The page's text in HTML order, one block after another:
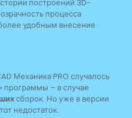
построений 3D-
процесса
удобным внесение
Механика PRO случалось
программы – в случае
сборок. Но уже в версии
недостаток.